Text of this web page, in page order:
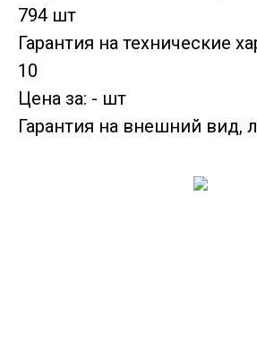
794 шт
Гарантия на технические
10
Цена за: - шт
Гарантия на внешний вид,